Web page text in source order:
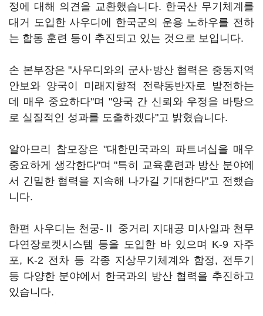
정에 대해 의견을 교환했습니다. 한국산 무기체계를
대거 도입한 사우디에 한국군의 운용 노하우를 전하
는 합동 훈련 등이 추진되고 있는 것으로 보입니다.
손 본부장은 "사우디와의 군사·방산 협력은 중동지역
안보와 양국이 미래지향적 전략동반자로 발전하는
데 매우 중요하다"며 "양국 간 신뢰와 우정을 바탕으
로 실질적인 성과를 도출하겠다"고 밝혔습니다.
알아므리 참모장은 "대한민국과의 파트너십을 매우
중요하게 생각한다"며 "특히 교육훈련과 방산 분야에
서 긴밀한 협력을 지속해 나가길 기대한다"고 전했습
니다.
한편 사우디는 천궁-Ⅱ 중거리 지대공 미사일과 천무
다연장로켓시스템 등을 도입한 바 있으며 K-9 자주
포, K-2 전차 등 각종 지상무기체계와 함정, 전투기
등 다양한 분야에서 한국과의 방산 협력을 추진하고
있습니다.